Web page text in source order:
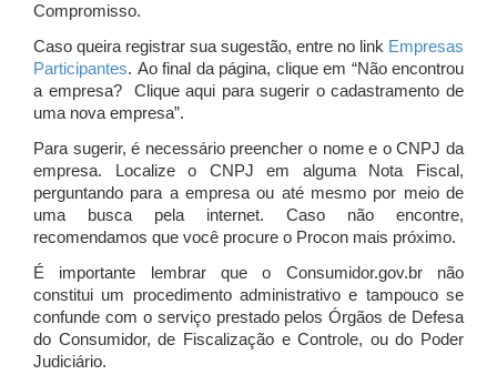
Compromisso.
Caso queira registrar sua sugestão, entre no link Empresas
Participantes. Ao final da página, clique em “Não encontrou
a empresa? Clique aqui para sugerir o cadastramento de
uma nova empresa”.
Para sugerir, é necessário preencher o nome e o CNPJ da
empresa. Localize o CNPJ em alguma Nota Fiscal,
perguntando para a empresa ou até mesmo por meio de
uma busca pela internet. Caso não encontre,
recomendamos que você procure o Procon mais próximo.
É importante lembrar que o Consumidor.gov.br não
constitui um procedimento administrativo e tampouco se
confunde com o serviço prestado pelos Órgãos de Defesa
do Consumidor, de Fiscalização e Controle, ou do Poder
Judiciário.